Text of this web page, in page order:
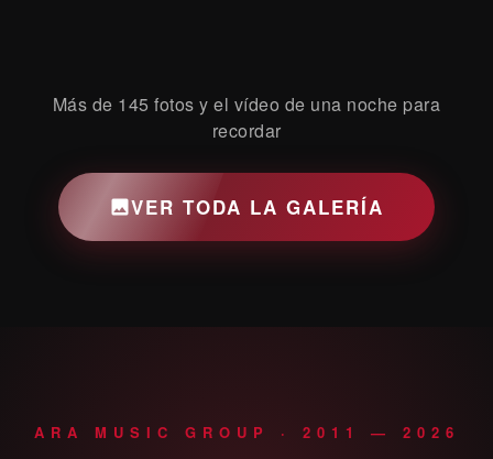
Más de 145 fotos y el vídeo de una noche para
recordar
VER TODA LA GALERÍA
ARA MUSIC GROUP · 2011 — 2026